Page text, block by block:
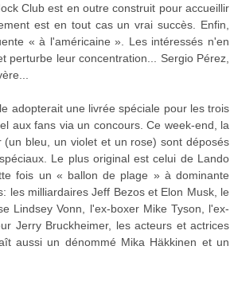
Club est en outre construit pour accueillir
est en tout cas un vrai succès. Enfin,
« à l'américaine ». Les intéressés n'en
perturbe leur concentration... Sergio Pérez,
adopterait une livrée spéciale pour les trois
aux fans via un concours. Ce week-end, la
bleu, un violet et un rose) sont déposés
Le plus original est celui de Lando
fois un « ballon de plage » à dominante
les milliardaires Jeff Bezos et Elon Musk, le
Lindsey Vonn, l'ex-boxer Mike Tyson, l'ex-
Jerry Bruckheimer, les acteurs et actrices
aussi un dénommé Mika Häkkinen et un